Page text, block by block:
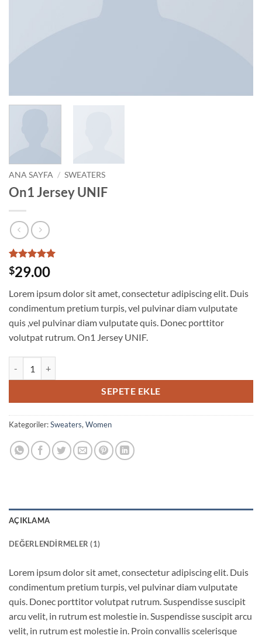
ANA SAYFA / SWEATERS
On1 Jersey UNIF
1
müşteri
puanına
5 üzerinden
5puan aldı
$29.00
Lorem ipsum dolor sit amet, consectetur adipiscing elit. Duis
condimentum pretium turpis, vel pulvinar diam vulputate
quis ,vel pulvinar diam vulputate quis. Donec porttitor
volutpat rutrum. On1 Jersey UNIF.
SEPETE EKLE
Kategoriler:Sweaters, Women
AÇIKLAMA
DEĞERLENDIRMELER (1)
Lorem ipsum dolor sit amet, consectetur adipiscing elit. Duis
condimentum pretium turpis, vel pulvinar diam vulputate
quis. Donec porttitor volutpat rutrum. Suspendisse suscipit
arcu velit, in rutrum est molestie in. Suspendisse suscipit arcu
velit, in rutrum est molestie in. Proin convallis scelerisque